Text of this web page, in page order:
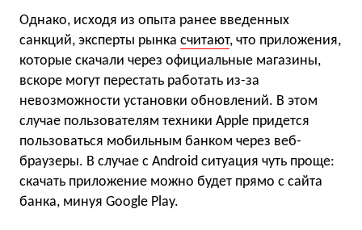
Однако, исходя из опыта ранее введенных
санкций, эксперты рынка считают, что приложения,
которые скачали через официальные магазины,
вскоре могут перестать работать из-за
невозможности установки обновлений. В этом
случае пользователям техники Apple придется
пользоваться мобильным банком через веб-
браузеры. В случае с Android ситуация чуть проще:
скачать приложение можно будет прямо с сайта
банка, минуя Google Play.